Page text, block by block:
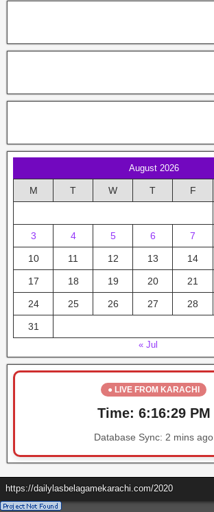
August 2026
M T W T F
3 4 5 6 7
10 11 12 13 14
17 18 19 20 21
24 25 26 27 28
31
« Jul
● LIVE FROM KARACHI
Time: 6:16:29 PM
Database Sync: 2 mins ago
https://dailylasbelagamekarachi.com/2020